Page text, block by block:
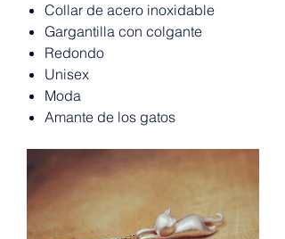
Collar de acero inoxidable
Gargantilla con colgante
Redondo
Unisex
Moda
Amante de los gatos